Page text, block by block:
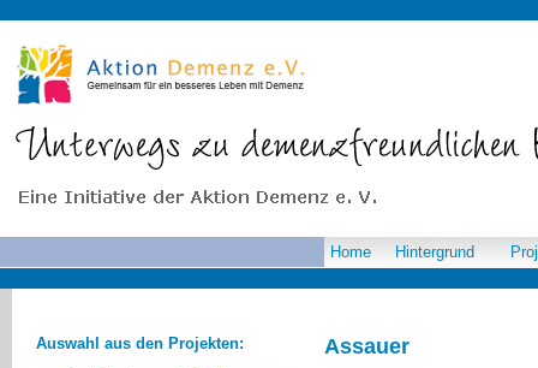
Assauer
Home Hintergrund
Auswahl aus den Projekten: